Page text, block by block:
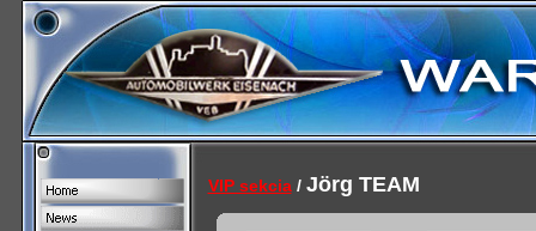
VIP sekcia/ Jörg TEAM